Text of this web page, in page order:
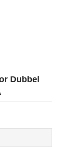
Dubbel